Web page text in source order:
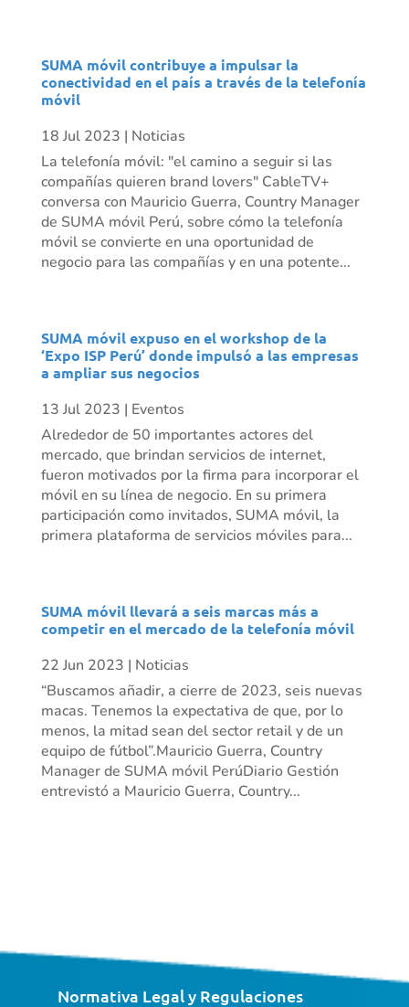
SUMA móvil contribuye a impulsar la
conectividad en el país a través de la telefonía
móvil
18 Jul 2023 | Noticias
La telefonía móvil: "el camino a seguir si las
compañías quieren brand lovers" CableTV+
conversa con Mauricio Guerra, Country Manager
de SUMA móvil Perú, sobre cómo la telefonía
móvil se convierte en una oportunidad de
negocio para las compañías y en una potente...
SUMA móvil expuso en el workshop de la
‘Expo ISP Perú’ donde impulsó a las empresas
a ampliar sus negocios
13 Jul 2023 | Eventos
Alrededor de 50 importantes actores del
mercado, que brindan servicios de internet,
fueron motivados por la firma para incorporar el
móvil en su línea de negocio. En su primera
participación como invitados, SUMA móvil, la
primera plataforma de servicios móviles para...
SUMA móvil llevará a seis marcas más a
competir en el mercado de la telefonía móvil
22 Jun 2023 | Noticias
“Buscamos añadir, a cierre de 2023, seis nuevas
macas. Tenemos la expectativa de que, por lo
menos, la mitad sean del sector retail y de un
equipo de fútbol”.Mauricio Guerra, Country
Manager de SUMA móvil PerúDiario Gestión
entrevistó a Mauricio Guerra, Country...
Normativa Legal y Regulaciones